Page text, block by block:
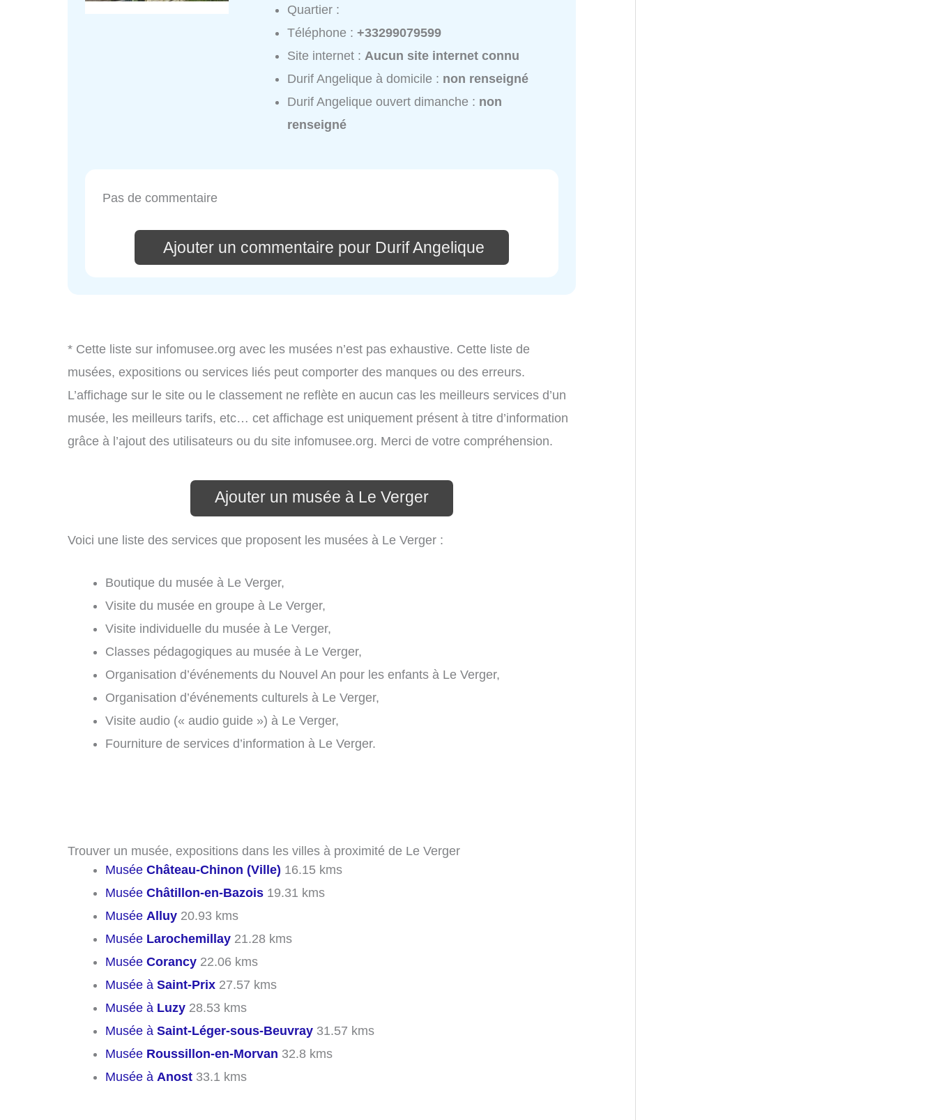
Quartier :
Téléphone :+33299079599
Site internet :Aucun site internet connu
Durif Angelique à domicile : non renseigné
Durif Angelique ouvert dimanche : non
renseigné
Pas de commentaire
Ajouter un commentaire pour Durif Angelique
* Cette liste sur infomusee.org avec les musées n’est pas exhaustive. Cette liste de
musées, expositions ou services liés peut comporter des manques ou des erreurs.
L’affichage sur le site ou le classement ne reflète en aucun cas les meilleurs services d’un
musée, les meilleurs tarifs, etc… cet affichage est uniquement présent à titre d’information
grâce à l’ajout des utilisateurs ou du site infomusee.org. Merci de votre compréhension.
Ajouter un musée à Le Verger
Voici une liste des services que proposent les musées à Le Verger :
Boutique du musée à Le Verger,
Visite du musée en groupe à Le Verger,
Visite individuelle du musée à Le Verger,
Classes pédagogiques au musée à Le Verger,
Organisation d’événements du Nouvel An pour les enfants à Le Verger,
Organisation d’événements culturels à Le Verger,
Visite audio (« audio guide ») à Le Verger,
Fourniture de services d’information à Le Verger.
Trouver un musée, expositions dans les villes à proximité de Le Verger
Musée Château-Chinon (Ville) 16.15 kms
Musée Châtillon-en-Bazois 19.31 kms
Musée Alluy 20.93 kms
Musée Larochemillay 21.28 kms
Musée Corancy 22.06 kms
Musée à Saint-Prix 27.57 kms
Musée à Luzy 28.53 kms
Musée à Saint-Léger-sous-Beuvray 31.57 kms
Musée Roussillon-en-Morvan 32.8 kms
Musée à Anost 33.1 kms